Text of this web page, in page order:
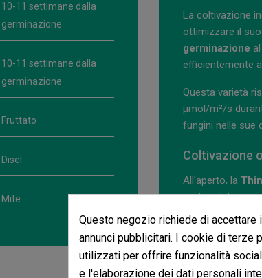
10-11 settimane dalla
germinazione
10-11 settimane dalla
germinazione
Fruttato
Disel
Mite
La coltivazione
ottimizzare il
germinazione
efficientemente
Questa varietà
μmol/m²/s
fungini nelle sue
Coltivazione
All'aperto, la
in climi di tipo
una notevole
La sua natura
di coltivazione
Questo negozio richiede di
annunci pubblicitari. I cookie di terze
utilizzati per offrire funzionalità
e l'elaborazione dei dati personali